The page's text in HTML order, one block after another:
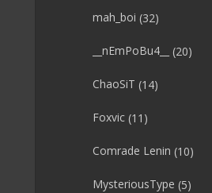
mah_boi (32)
__nEmPoBu4__ (20)
ChaoSiT (14)
Foxvic (11)
Comrade Lenin (10)
MysteriousType (5)